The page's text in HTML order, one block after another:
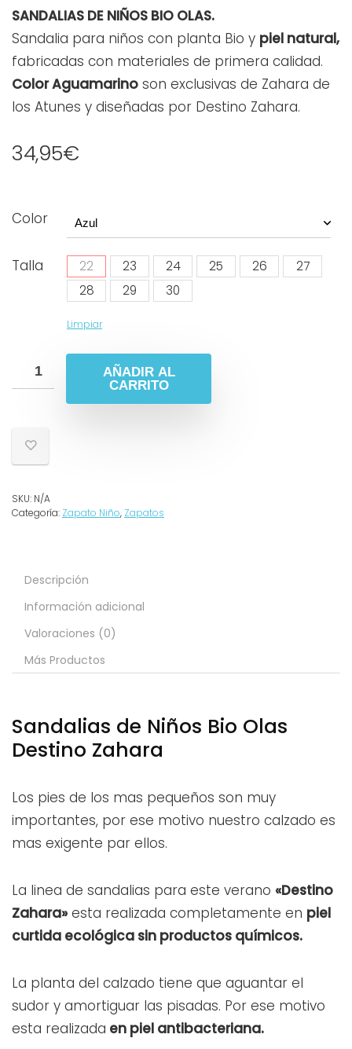
SANDALIAS DE NIÑOS BIO OLAS.
Sandalia para niños con planta Bio y piel natural,
fabricadas con materiales de primera calidad.
Color Aguamarino son exclusivas de Zahara de
los Atunes y diseñadas por Destino Zahara.
34,95€
Color
Talla 22 23 24 25 26
27
28
29 30
Limpiar
AÑADIR AL
CARRITO
SKU: N/A
Categoría: Zapato Niño, Zapatos
Descripción
Información adicional
Valoraciones (0)
Más Productos
Sandalias de Niños Bio Olas
Destino Zahara
Los pies de los mas pequeños son muy
importantes, por ese motivo nuestro calzado es
mas exigente par ellos.
La linea de sandalias para este verano «Destino
Zahara»esta realizada completamente en piel
curtida ecológica sin productos químicos.
La planta del calzado tiene que aguantar el
sudor y amortiguar las pisadas. Por ese motivo
esta realizada en piel antibacteriana.